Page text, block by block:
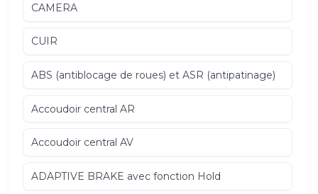
CAMERA
CUIR
ABS (antiblocage de roues) et ASR (antipatinage)
Accoudoir central AR
Accoudoir central AV
ADAPTIVE BRAKE avec fonction Hold